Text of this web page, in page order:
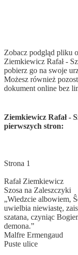
Zobacz podgląd pliku
Ziemkiewicz Rafał -
pobierz go na swoje
Możesz również
dokument online bez
Ziemkiewicz Rafał -
pierwszych stron: